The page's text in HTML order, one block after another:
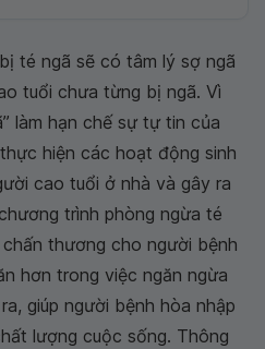
té ngã sẽ có tâm lý sợ ngã
tuổi chưa từng bị ngã. Vì
làm hạn chế sự tự tin của
hiện các hoạt động sinh
cao tuổi ở nhà và gây ra
trình phòng ngừa té
thương cho người bệnh
hơn trong việc ngăn ngừa
giúp người bệnh hòa nhập
lượng cuộc sống. Thông